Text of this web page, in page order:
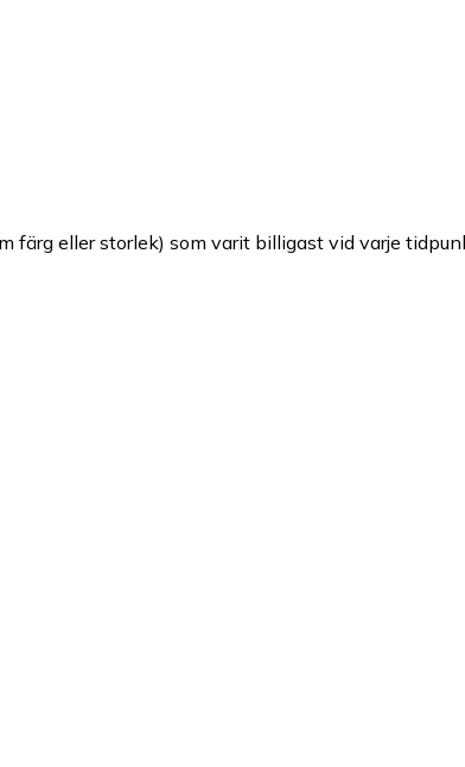
färg eller storlek) som varit billigast vid varje